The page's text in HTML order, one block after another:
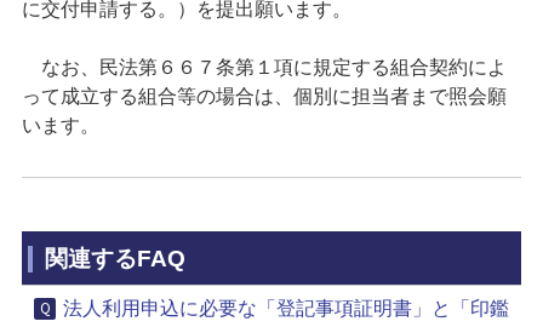
に交付申請する。）を提出願います。
なお、民法第６６７条第１項に規定する組合契約によ
って成立する組合等の場合は、個別に担当者まで照会願
います。
関連するFAQ
法人利用申込に必要な「登記事項証明書」と「印鑑